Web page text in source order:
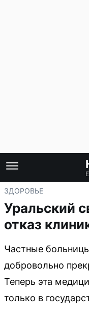
ЗДОРОВЬЕ
Уральский
отказ
Частные
добровольно
Теперь эта
только в